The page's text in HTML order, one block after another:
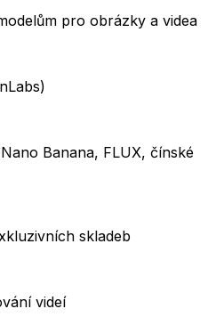
pro obrázky a videa
Banana, FLUX, čínské
skladeb
videí